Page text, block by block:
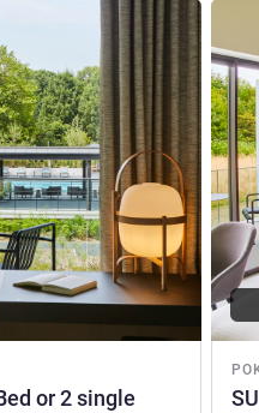
or 2 single
Pokaż